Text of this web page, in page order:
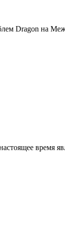
Dragon на
время